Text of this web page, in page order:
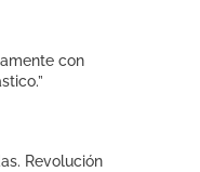
con
Revolución